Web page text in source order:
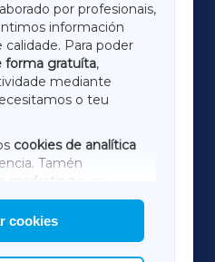
por profesionais,
información
Para poder
forma gratuíta,
mediante
o teu
cookies de analítica
Tamén
marketing
terceiros.
a elección das
cookies